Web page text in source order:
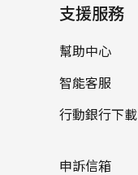
為方便。玉山
利的使用環境
方向，鑒於非
高其使用效
視野，於是首
，讓
舞樂觀正面
今年的球季帶
支援服務
幫助中心
智能客服
行動銀行下載
申訴信箱